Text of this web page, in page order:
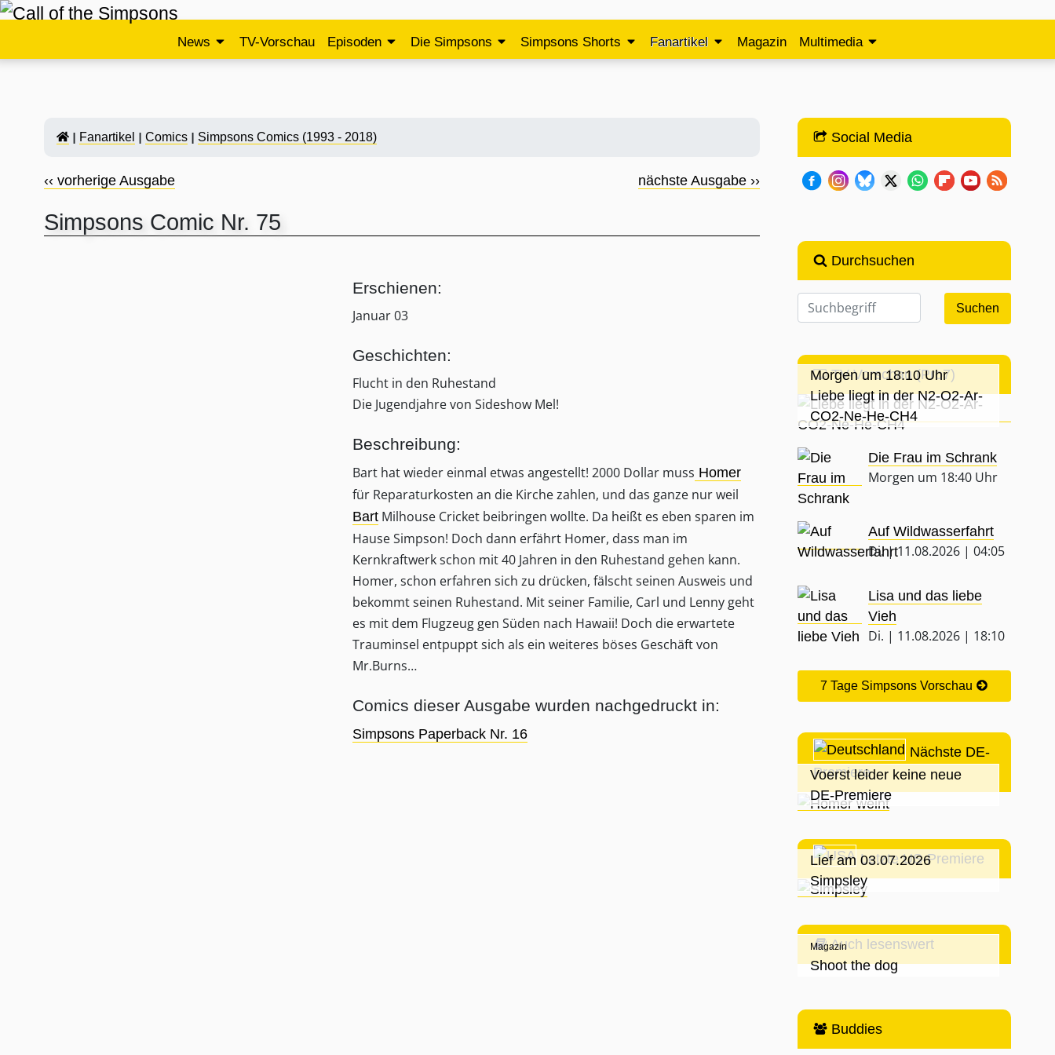
News TV-Vorschau Episoden Die Simpsons Simpsons Shorts Fanartikel Magazin Multimedia
Fanartikel Comics Simpsons Comics (1993 - 2018)
‹‹ vorherige Ausgabe nächste Ausgabe ››
Simpsons Comic Nr. 75
Erschienen:
Januar 03
Geschichten:
Flucht in den Ruhestand
Die Jugendjahre von Sideshow Mel!
Beschreibung:
Bart hat wieder einmal etwas angestellt! 2000 Dollar muss Homer
für Reparaturkosten an die Kirche zahlen, und das ganze nur weil
BartMilhouse Cricket beibringen wollte. Da heißt es eben sparen im
Hause Simpson! Doch dann erfährt Homer, dass man im
Kernkraftwerk schon mit 40 Jahren in den Ruhestand gehen kann.
Homer, schon erfahren sich zu drücken, fälscht seinen Ausweis und
bekommt seinen Ruhestand. Mit seiner Familie, Carl und Lenny geht
es mit dem Flugzeug gen Süden nach Hawaii! Doch die erwartete
Trauminsel entpuppt sich als ein weiteres böses Geschäft von
Mr.Burns…
Comics dieser Ausgabe wurden nachgedruckt in:
Simpsons Paperback Nr. 16
Social Media
Durchsuchen
TV-Vorschau (Pro7)
Morgen um 18:10 Uhr
Liebe liegt in der N2-O2-Ar-
CO2-Ne-He-CH4
Die Frau im Schrank
Morgen um 18:40 Uhr
Auf Wildwasserfahrt
Di. | 11.08.2026 | 04:05
Lisa und das liebe
Vieh
Di. | 11.08.2026 | 18:10
7 Tage Simpsons Vorschau
Nächste DE-
Premiere
Voerst leider keine neue
DE-Premiere
Letzte US-Premiere
Lief am 03.07.2026
Simpsley
Auch lesenswert
Magazin
Shoot the dog
Buddies